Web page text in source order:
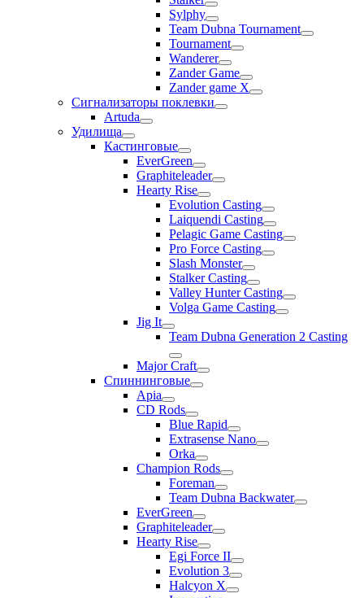
Sylphy
Team Dubna Tournament
Tournament
Wanderer
Zander Game
Zander game X
Сигнализаторы поклевки
Artuda
Удилища
Кастинговые
EverGreen
Graphiteleader
Hearty Rise
Evolution Casting
Laiquendi Casting
Pelagic Game Casting
Pro Force Casting
Slash Monster
Stalker Casting
Valley Hunter Casting
Volga Game Casting
Jig It
Team Dubna Generation 2 Casting
Major Craft
Спиннинговые
Apia
CD Rods
Blue Rapid
Extrasense Nano
Orka
Champion Rods
Foreman
Team Dubna Backwater
EverGreen
Graphiteleader
Hearty Rise
Egi Force II
Evolution 3
Halcyon X